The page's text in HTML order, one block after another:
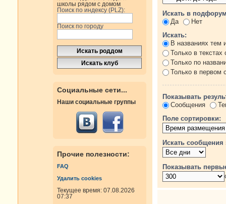
школы рядом с домом
Поиск по индексу (PLZ):
Поиск по городу
Социальные сети...
Наши социальные группы
Прочие полезности:
FAQ
Удалить cookies
Текущее время: 07.08.2026
07:37
Искать в
Да
Нет
Искать:
В названиях тем
Только в
Только по
Только в первом
Показывать
Сообщения
Поле сортировки:
Искать сообщения
Показывать